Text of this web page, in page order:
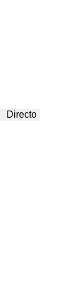
Directo